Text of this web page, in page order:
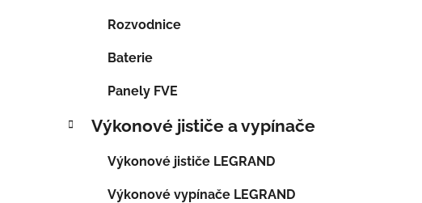
Rozvodnice
Baterie
Panely FVE
Výkonové jističe a vypínače
Výkonové jističe LEGRAND
Výkonové vypínače LEGRAND